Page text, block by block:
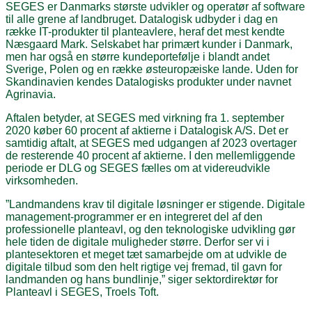
SEGES er Danmarks største udvikler og operatør af software
til alle grene af landbruget. Datalogisk udbyder i dag en
række IT-produkter til planteavlere, heraf det mest kendte
Næsgaard Mark. Selskabet har primært kunder i Danmark,
men har også en større kundeportefølje i blandt andet
Sverige, Polen og en række østeuropæiske lande. Uden for
Skandinavien kendes Datalogisks produkter under navnet
Agrinavia.
Aftalen betyder, at SEGES med virkning fra 1. september
2020 køber 60 procent af aktierne i Datalogisk A/S. Det er
samtidig aftalt, at SEGES med udgangen af 2023 overtager
de resterende 40 procent af aktierne. I den mellemliggende
periode er DLG og SEGES fælles om at videreudvikle
virksomheden.
”Landmandens krav til digitale løsninger er stigende. Digitale
management-programmer er en integreret del af den
professionelle planteavl, og den teknologiske udvikling gør
hele tiden de digitale muligheder større. Derfor ser vi i
plantesektoren et meget tæt samarbejde om at udvikle de
digitale tilbud som den helt rigtige vej fremad, til gavn for
landmanden og hans bundlinje,” siger sektordirektør for
Planteavl i SEGES, Troels Toft.